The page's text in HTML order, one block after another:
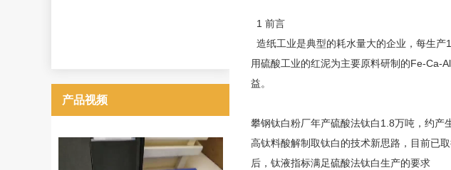
产品视频
1 前言
造纸工业是典型的耗水量大的企业，每生
用硫酸工业的红泥为主要原料研制的Fe-Ca-
益。
攀钢钛白粉厂年产硫酸法钛白1.8万吨，约产
高钛料酸解制取钛白的技术新思路，目前已
后，钛液指标满足硫酸法钛白生产的要求